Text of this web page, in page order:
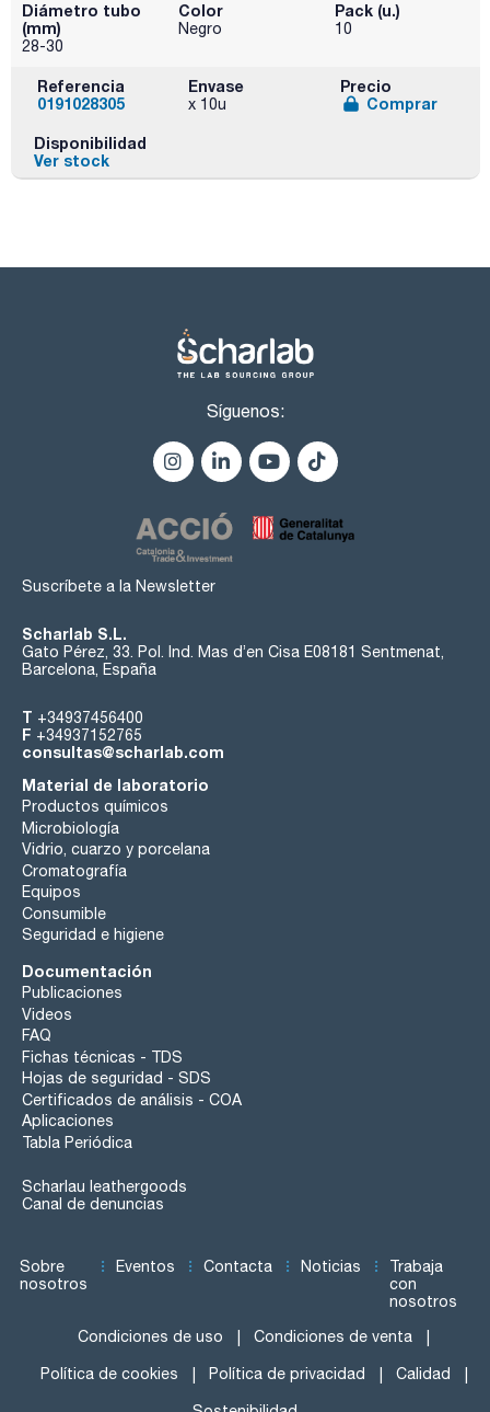
Diámetro tubo
(mm)
28-30
Color
Negro
Pack (u.)
10
Referencia
0191028305
Envase
x 10u
Precio
Comprar
Disponibilidad
Ver stock
Síguenos:
Suscríbete a la Newsletter
Scharlab S.L.
Gato Pérez, 33. Pol. Ind. Mas d’en Cisa E08181 Sentmenat,
Barcelona, España
T +34937456400
F +34937152765
consultas@scharlab.com
Material de laboratorio
Productos químicos
Microbiología
Vidrio, cuarzo y porcelana
Cromatografía
Equipos
Consumible
Seguridad e higiene
Documentación
Publicaciones
Videos
FAQ
Fichas técnicas - TDS
Hojas de seguridad - SDS
Certificados de análisis - COA
Aplicaciones
Tabla Periódica
Scharlau leathergoods
Canal de denuncias
Sobre
nosotros
Eventos Contacta Noticias
Trabaja
con
nosotros
Condiciones de uso Condiciones de venta
Política de cookies Política de privacidad Calidad